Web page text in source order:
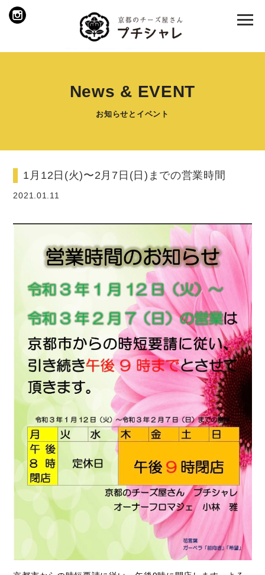
News & EVENT
お知らせとイベント
1月12日(火)〜2月7日(日)までの営業時間
2021.01.11